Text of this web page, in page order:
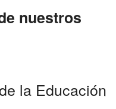
nuestros
la Educación